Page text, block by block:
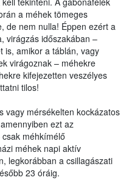
a méhek tömeges
de nem nulla! Éppen ezért a
virágzás időszakában –
is, amikor a táblán, vagy
virágoznak – méhekre
kifejezetten veszélyes
tilos!
vagy mérsékelten kockázatos
ezt az
méhkímélő
méhek napi aktív
legkorábban a csillagászati
23 óráig.